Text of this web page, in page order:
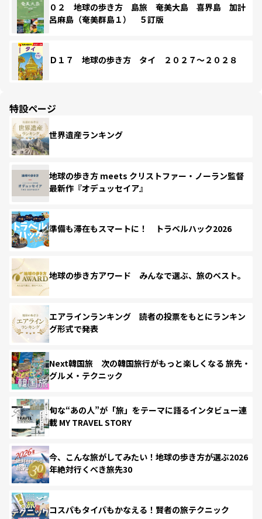
０２ 地球の歩き方 島旅 奄美大島 喜界島 加計
呂麻島（奄美群島１） ５訂版
Ｄ１７ 地球の歩き方 タイ ２０２７～２０２８
特設ページ
世界遺産ランキング
地球の歩き方 meets クリストファー・ノーラン監督
最新作『オデュッセイア』
準備も滞在もスマートに！ トラベルハック2026
地球の歩き方アワード みんなで選ぶ、旅のベスト。
エアラインランキング 読者の投票をもとにランキン
グ形式で発表
Next韓国旅 次の韓国旅行がもっと楽しくなる 旅先・
グルメ・テクニック
旬な“あの人”が「旅」をテーマに語るインタビュー連
載 MY TRAVEL STORY
今、こんな旅がしてみたい！地球の歩き方が選ぶ2026
年絶対行くべき旅先30
コスパもタイパもかなえる！賢者の旅テクニック